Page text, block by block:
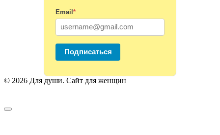
Email *
Подписаться
© 2026 Для души. Сайт для женщин